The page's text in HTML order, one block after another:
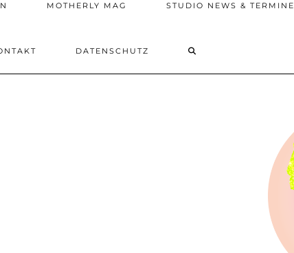
MOTHERLY MAG STUDIO NEWS & TERMINE
DATENSCHUTZ